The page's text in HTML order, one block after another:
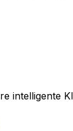
intelligente